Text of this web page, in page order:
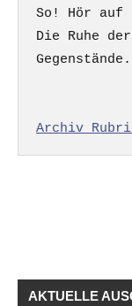
So! Hör auf
Die Ruhe der
Gegenstände.
Archiv
AKTUELLE